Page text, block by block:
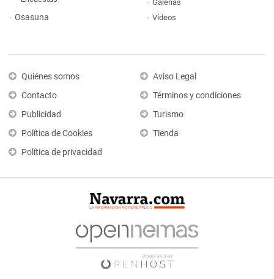
Osasuna
Galerías
Vídeos
Quiénes somos
Contacto
Publicidad
Política de Cookies
Política de privacidad
Aviso Legal
Términos y condiciones
Turismo
Tienda